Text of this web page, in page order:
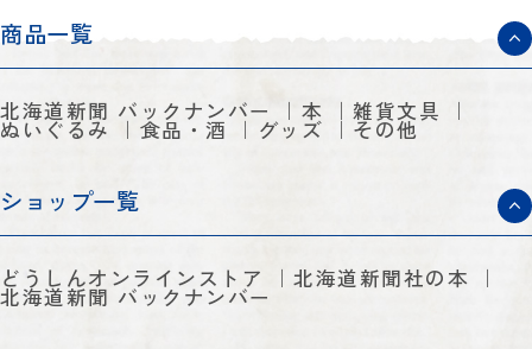
商品一覧
北海道新聞 バックナンバー 本 雑貨文具
ぬいぐるみ 食品・酒 グッズ その他
ショップ一覧
どうしんオンラインストア 北海道新聞社の本
北海道新聞 バックナンバー